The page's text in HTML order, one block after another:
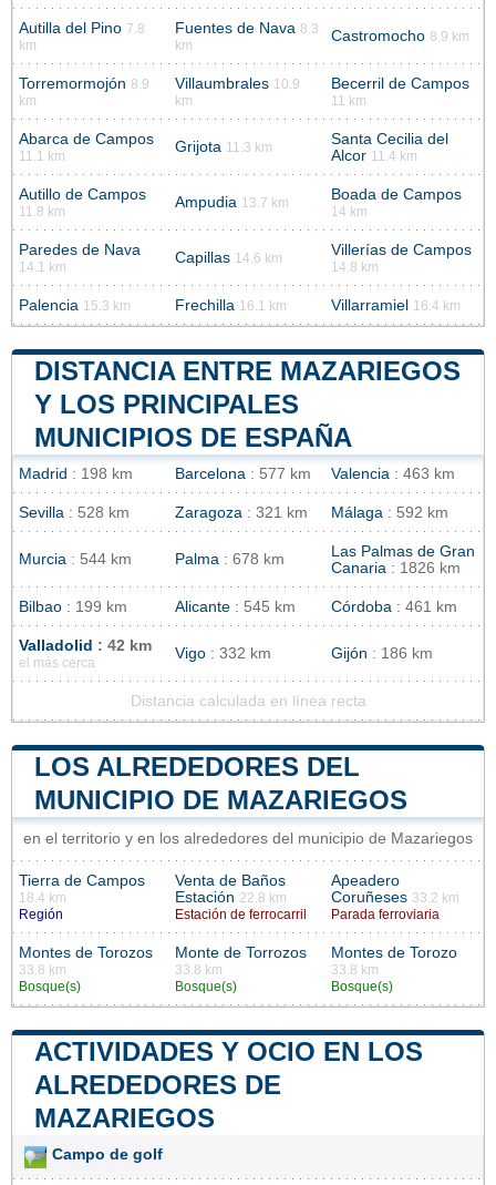
Autilla del Pino 7.8
km
Fuentes de Nava 8.3
km
Castromocho 8.9 km
Torremormojón 8.9
km
Villaumbrales 10.9
km
Becerril de Campos
11 km
Abarca de Campos
11.1 km
Grijota 11.3 km
Santa Cecilia del
Alcor 11.4 km
Autillo de Campos
11.8 km
Ampudia 13.7 km Boada de Campos
14 km
Paredes de Nava
14.1 km
Capillas 14.6 km Villerías de Campos
14.8 km
Palencia 15.3 km Frechilla 16.1 km Villarramiel 16.4 km
DISTANCIA ENTRE MAZARIEGOS
Y LOS PRINCIPALES
MUNICIPIOS DE ESPAÑA
Madrid : 198 km Barcelona : 577 km Valencia : 463 km
Sevilla : 528 km Zaragoza : 321 km Málaga : 592 km
Murcia : 544 km Palma : 678 km
Las Palmas de Gran
Canaria : 1826 km
Bilbao : 199 km Alicante : 545 km Córdoba : 461 km
Valladolid : 42 km
el más cerca
Vigo : 332 km Gijón : 186 km
Distancia calculada en línea recta
LOS ALREDEDORES DEL
MUNICIPIO DE MAZARIEGOS
en el territorio y en los alrededores del municipio de Mazariegos
Tierra de Campos
18.4 km
Región
Venta de Baños
Estación 22.8 km
Estación de ferrocarril
Apeadero
Coruñeses 33.2 km
Parada ferroviaria
Montes de Torozos
33.8 km
Bosque(s)
Monte de Torrozos
33.8 km
Bosque(s)
Montes de Torozo
33.8 km
Bosque(s)
ACTIVIDADES Y OCIO EN LOS
ALREDEDORES DE
MAZARIEGOS
Campo de golf